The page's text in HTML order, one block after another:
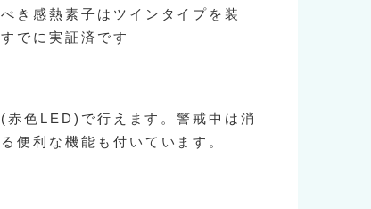
き感熱素子はツインタイプを装
でに実証済です
赤色LED)で行えます。警戒中は消
便利な機能も付いています。